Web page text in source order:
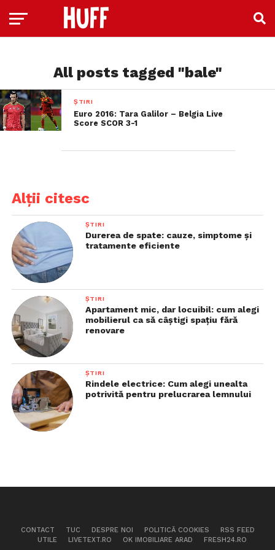
All posts tagged "bale"
ȘTIRI
Euro 2016: Tara Galilor – Belgia Live
Score SCOR 3-1
Alții citesc
ȘTIRI
Durerea de spate: cauze, simptome și
tratamente eficiente
ȘTIRI
Apartament mic, dar locuibil: cum alegi
mobilierul ca să câștigi spațiu fără
renovare
ȘTIRI
Rindele electrice: Cum alegi unealta
potrivită pentru prelucrarea lemnului
CONTACT TUC DESPRE NOI POLITICĂ COOKIES
RSS FEED
UTILE
LIVETEXT.RO OK IMOBILIARE ARAD FRESH24.RO